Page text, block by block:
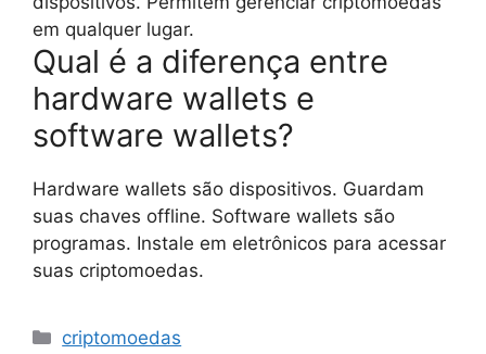
em qualquer lugar.
Qual é a diferença entre
hardware wallets e
software wallets?
Hardware wallets são dispositivos. Guardam
suas chaves offline. Software wallets são
programas. Instale em eletrônicos para acessar
suas criptomoedas.
Categorias
criptomoedas